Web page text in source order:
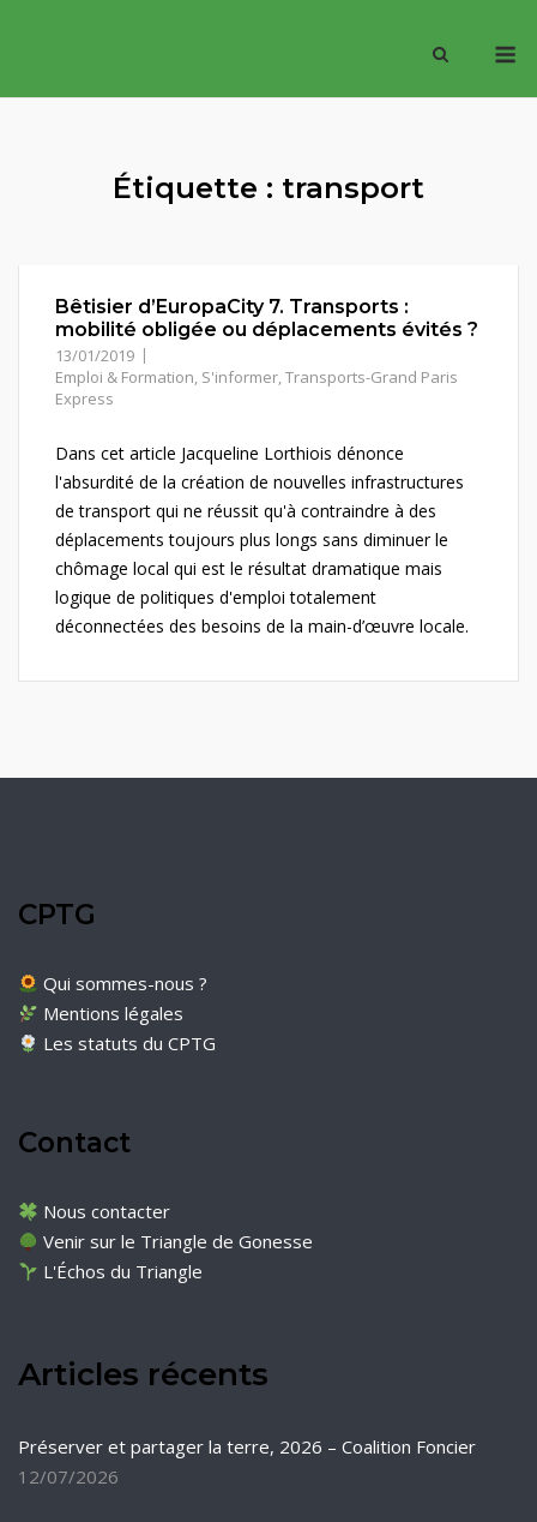
Étiquette : transport
Bêtisier d’EuropaCity 7. Transports :
mobilité obligée ou déplacements évités ?
13/01/2019
Emploi & Formation, S'informer,Transports-Grand Paris
Express
Dans cet article Jacqueline Lorthiois dénonce
l'absurdité de la création de nouvelles infrastructures
de transport qui ne réussit qu'à contraindre à des
déplacements toujours plus longs sans diminuer le
chômage local qui est le résultat dramatique mais
logique de politiques d'emploi totalement
déconnectées des besoins de la main-d’œuvre locale.
CPTG
Qui sommes-nous ?
Mentions légales
Les statuts du CPTG
Contact
Nous contacter
Venir sur le Triangle de Gonesse
L'Échos du Triangle
Articles récents
Préserver et partager la terre, 2026 – Coalition Foncier
12/07/2026